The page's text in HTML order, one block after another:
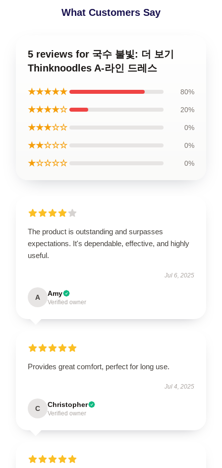
What Customers Say
5 reviews for 국수 불빛: 더 보기
Thinknoodles A-라인 드레스
★★★★★ 80%
★★★★☆ 20%
★★★☆☆ 0%
★★☆☆☆ 0%
★☆☆☆☆ 0%
The product is outstanding and surpasses
expectations. It's dependable, effective, and highly
useful.
Jul 6, 2025
A Amy
Verified owner
Provides great comfort, perfect for long use.
Jul 4, 2025
C Christopher
Verified owner